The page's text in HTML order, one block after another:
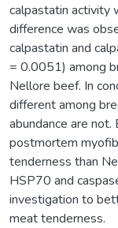
calpastatin activity
difference was
calpastatin and
= 0.0051) among
Nellore beef. In
different among
abundance are
postmortem
tenderness than
HSP70 and
investigation to
meat tenderness.